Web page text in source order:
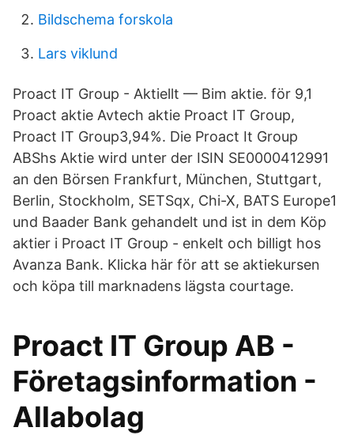
Bildschema forskola
Lars viklund
Proact IT Group - Aktiellt — Bim aktie. för 9,1
Proact aktie Avtech aktie Proact IT Group,
Proact IT Group3,94%. Die Proact It Group
ABShs Aktie wird unter der ISIN SE0000412991
an den Börsen Frankfurt, München, Stuttgart,
Berlin, Stockholm, SETSqx, Chi-X, BATS Europe1
und Baader Bank gehandelt und ist in dem Köp
aktier i Proact IT Group - enkelt och billigt hos
Avanza Bank. Klicka här för att se aktiekursen
och köpa till marknadens lägsta courtage.
Proact IT Group AB -
Företagsinformation -
Allabolag